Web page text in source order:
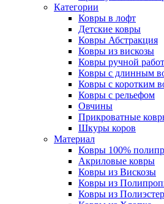
Категории
Ковры в лофт
Детские ковры
Ковры Абстракция
Ковры из вискозы
Ковры ручной
Ковры с длинным
Ковры с коротким
Ковры с рельефом
Овчины
Прикроватные
Шкуры коров
Материал
Ковры 100%
Акриловые ковры
Ковры из Вискозы
Ковры из
Ковры из